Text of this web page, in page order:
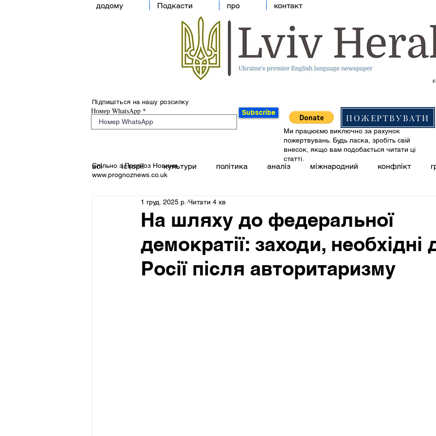
додому Подкасти про контакт
Підпишіться на нашу розсилку
Номер WhatsApp Subscribe ПОЖЕРТВУВАТИ
Спільно з Прогноз Новини
www.prognoznews.co.uk
Ми працюємо виключно за рахунок
пожертвувань. Будь ласка, зробіть свій
внесок, якщо вам подобається читати ці
статті.
всі історії культури політика аналіз міжнародний конфлікт
На шляху до федеральної
демократії: заходи, необхідні
Росії після авторитаризму
1 груд. 2025 р. Читати 4 хв